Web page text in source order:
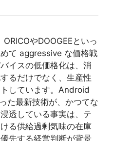
やDOOGEEといっ
て aggressive な価格戦
イスの低価格化は、消
るだけでなく、生産性
しています。Android
た最新技術が、かつてな
透している事実は、テ
る供給過剰気味の在庫
先する経営判断が背景